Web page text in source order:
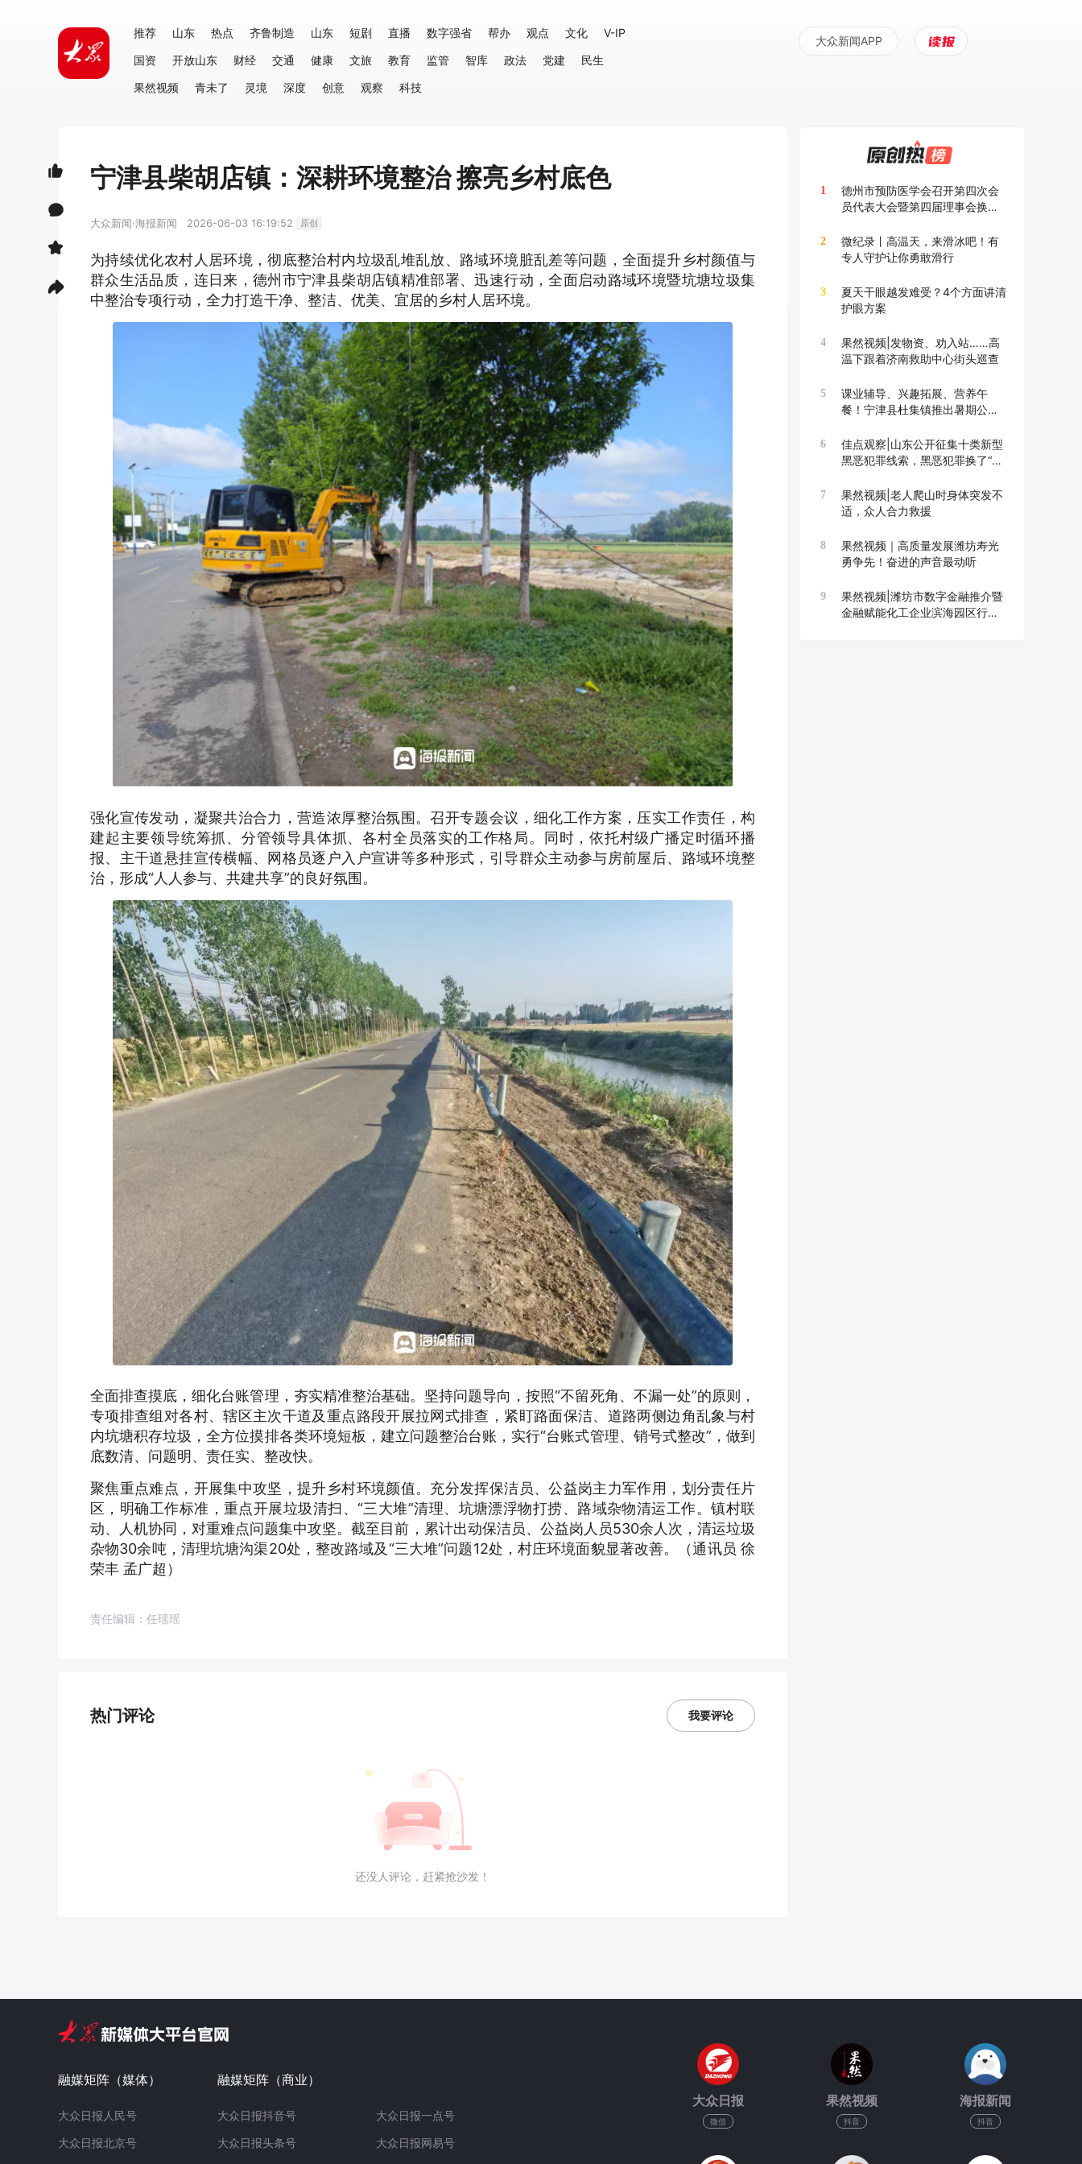
推荐 山东 热点 齐鲁制造 山东 短剧 直播 数字强省 帮办 观点 文化
V-IP
国资
开放山东 财经 交通 健康 文旅 教育 监管 智库 政法 党建
民生
果然视频
青未了 灵境 深度 创意 观察 科技
大众新闻APP
宁津县柴胡店镇：深耕环境整治 擦亮乡村底色
大众新闻·海报新闻 2026-06-03 16:19:52 原创
为持续优化农村人居环境，彻底整治村内垃圾乱堆乱放、路域环境脏乱差等问题，全面提升乡村颜值与
群众生活品质，连日来，德州市宁津县柴胡店镇精准部署、迅速行动，全面启动路域环境暨坑塘垃圾集
中整治专项行动，全力打造干净、整洁、优美、宜居的乡村人居环境。
强化宣传发动，凝聚共治合力，营造浓厚整治氛围。召开专题会议，细化工作方案，压实工作责任，构
建起主要领导统筹抓、分管领导具体抓、各村全员落实的工作格局。同时，依托村级广播定时循环播
报、主干道悬挂宣传横幅、网格员逐户入户宣讲等多种形式，引导群众主动参与房前屋后、路域环境整
治，形成“人人参与、共建共享”的良好氛围。
全面排查摸底，细化台账管理，夯实精准整治基础。坚持问题导向，按照“不留死角、不漏一处”的原则，
专项排查组对各村、辖区主次干道及重点路段开展拉网式排查，紧盯路面保洁、道路两侧边角乱象与村
内坑塘积存垃圾，全方位摸排各类环境短板，建立问题整治台账，实行“台账式管理、销号式整改”，做到
底数清、问题明、责任实、整改快。
聚焦重点难点，开展集中攻坚，提升乡村环境颜值。充分发挥保洁员、公益岗主力军作用，划分责任片
区，明确工作标准，重点开展垃圾清扫、“三大堆”清理、坑塘漂浮物打捞、路域杂物清运工作。镇村联
动、人机协同，对重难点问题集中攻坚。截至目前，累计出动保洁员、公益岗人员530余人次，清运垃圾
杂物30余吨，清理坑塘沟渠20处，整改路域及“三大堆”问题12处，村庄环境面貌显著改善。（通讯员 徐
荣丰 孟广超）
责任编辑：任瑶瑶
热门评论 我要评论
还没人评论，赶紧抢沙发！
1
德州市预防医学会召开第四次会
员代表大会暨第四届理事会换届
2
微纪录丨高温天，来滑冰吧！有
专人守护让你勇敢滑行
3
夏天干眼越发难受？4个方面讲清
护眼方案
4
果然视频|发物资、劝入站……高
温下跟着济南救助中心街头巡查
5
课业辅导、兴趣拓展、营养午
餐！宁津县杜集镇推出暑期公益
6
佳点观察|山东公开征集十类新型
黑恶犯罪线索，黑恶犯罪换了“马
7
果然视频|老人爬山时身体突发不
适，众人合力救援
8
果然视频｜高质量发展潍坊寿光
勇争先！奋进的声音最动听
9
果然视频|潍坊市数字金融推介暨
金融赋能化工企业滨海园区行举
融媒矩阵（媒体）
大众日报人民号
大众日报北京号
融媒矩阵（商业）
大众日报抖音号
大众日报头条号
大众日报一点号
大众日报网易号
大众日报
微信
果然视频
抖音
海报新闻
抖音